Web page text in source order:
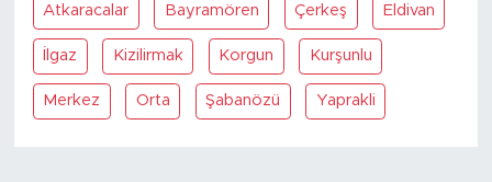
Atkaracalar Bayramören Çerkeş Eldivan
İlgaz Kizilirmak Korgun Kurşunlu
Merkez Orta Şabanözü Yaprakli